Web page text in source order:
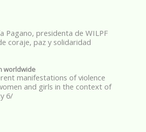
Pagano, presidenta de WILPF
coraje, paz y solidaridad
worldwide
manifestations of violence
and girls in the context of
6/